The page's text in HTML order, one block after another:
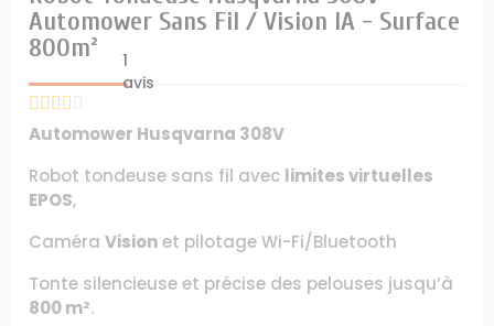
Automower Sans Fil / Vision IA - Surface
800m²
1
avis
Automower Husqvarna 308V
Robot tondeuse sans fil avec limites virtuelles
EPOS,
Caméra Visionet pilotage Wi-Fi/Bluetooth
Tonte silencieuse et précise des pelouses jusqu’à
800 m².